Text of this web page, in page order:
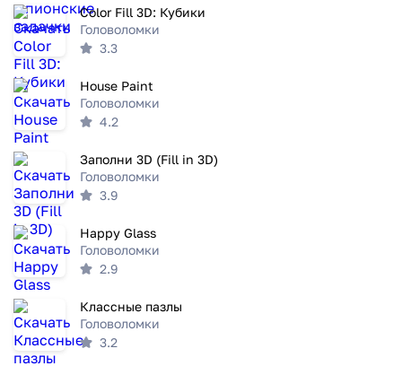
Color Fill 3D: Кубики
Головоломки
3.3
House Paint
Головоломки
4.2
Заполни 3D (Fill in 3D)
Головоломки
3.9
Happy Glass
Головоломки
2.9
Классные пазлы
Головоломки
3.2